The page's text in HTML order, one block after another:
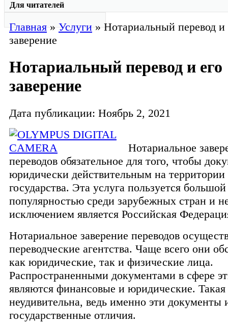
Для читателей
Главная»Услуги» Нотариальный перевод и
заверение
Нотариальный перевод и его
заверение
Дата публикации: Ноябрь 2, 2021
Нотариальное
переводов обязательное для того, чтобы
юридически действительным на территории
государства. Эта услуга пользуется большой
популярностью среди зарубежных стран и
исключением является Российская
Нотариальное заверение переводов
переводческие агентства. Чаще всего они
как юридические, так и физические лица.
Распространенными документами в сфере
являются финансовые и юридические. Такая
неудивительна, ведь именно эти документы
государственные отличия.